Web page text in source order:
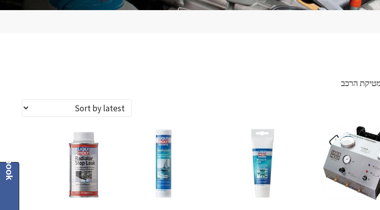
הרכב
Facebook